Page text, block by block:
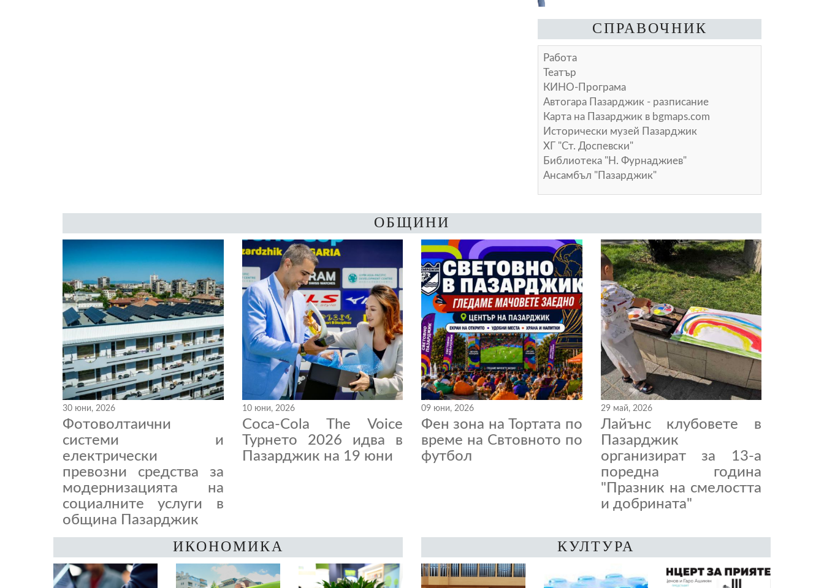
СПРАВОЧНИК
Работа
Театър
КИНО-Програма
Автогара Пазарджик - разписание
Карта на Пазарджик в bgmaps.com
Исторически музей Пазарджик
ХГ "Ст. Доспевски"
Библиотека "Н. Фурнаджиев"
Ансамбъл "Пазарджик"
ОБЩИНИ
30 юни, 2026
Фотоволтаични
системи и
електрически
превозни средства за
модернизацията на
социалните услуги в
община Пазарджик
10 юни, 2026
Coca-Cola The Voice
Турнето 2026 идва в
Пазарджик на 19 юни
09 юни, 2026
Фен зона на Тортата по
време на Свтовното по
футбол
29 май, 2026
Лайънс клубовете в
Пазарджик
организират за 13-а
поредна година
"Празник на смелостта
и добрината"
ИКОНОМИКА КУЛТУРА